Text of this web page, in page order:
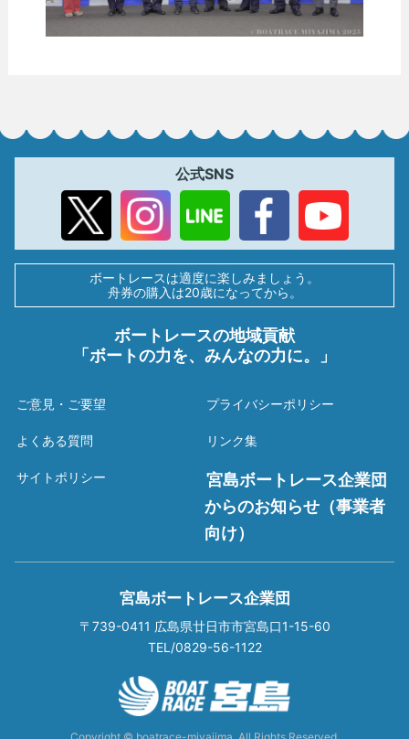
公式SNS
ボートレースは適度に楽しみましょう。
舟券の購入は20歳になってから。
ボートレースの地域貢献
「ボートの力を、みんなの力に。」
ご意見・ご要望
よくある質問
サイトポリシー
プライバシーポリシー
リンク集
宮島ボートレース企業団
からのお知らせ（事業者
向け）
宮島ボートレース企業団
〒739-0411 広島県廿日市市宮島口1-15-60
TEL/0829-56-1122